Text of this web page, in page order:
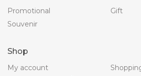
Promotional
Gift
Souvenir
Shop
My account